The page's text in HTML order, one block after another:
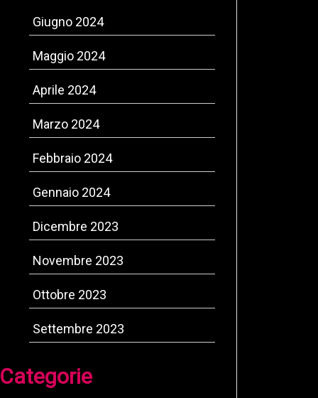
Giugno 2024
Maggio 2024
Aprile 2024
Marzo 2024
Febbraio 2024
Gennaio 2024
Dicembre 2023
Novembre 2023
Ottobre 2023
Settembre 2023
Categorie